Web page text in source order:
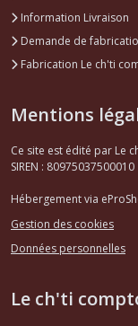
Information Livraison
Demande de
Fabrication Le ch'ti
Mentions
Ce site est édité par Le
SIREN : 80975037500010
Hébergement via
Gestion des cookies
Données personnelles
Le ch'ti